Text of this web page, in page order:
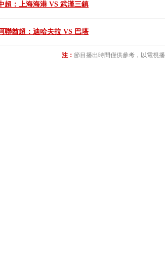
超：上海海港 VS 武漢三鎮
聯酋超：迪哈夫拉 VS 巴塔
注： 節目播出時間僅供參考，以電視